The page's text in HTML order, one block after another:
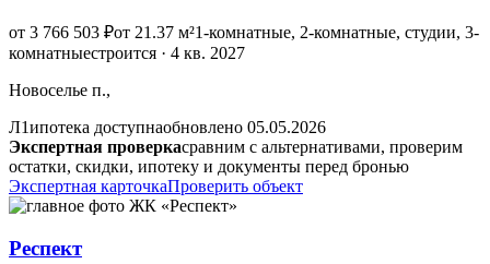
от 3 766 503 ₽от 21.37 м²1-комнатные, 2-комнатные, студии, 3-
комнатныестроится · 4 кв. 2027
Новоселье п.,
Л1ипотека доступнаобновлено 05.05.2026
Экспертная проверкасравним с альтернативами, проверим
остатки, скидки, ипотеку и документы перед бронью
Экспертная карточкаПроверить объект
Респект